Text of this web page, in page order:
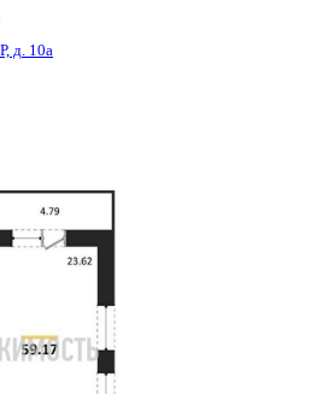
д. 140